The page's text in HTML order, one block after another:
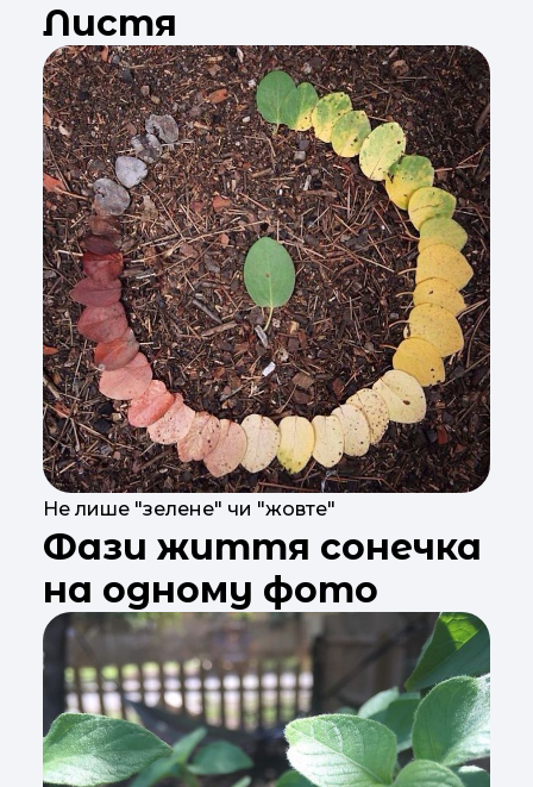
Листя
Не лише "зелене" чи "жовте"
Фази життя сонечка
на одному фото